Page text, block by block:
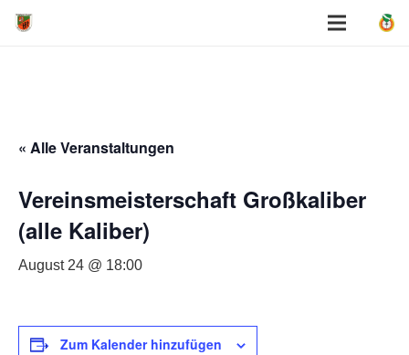
« Alle Veranstaltungen
Vereinsmeisterschaft Großkaliber
(alle Kaliber)
August 24 @ 18:00
Zum Kalender hinzufügen